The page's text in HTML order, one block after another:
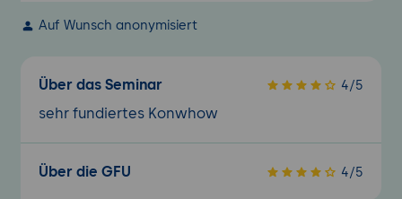
Auf Wunsch anonymisiert
Über das Seminar 4/5
sehr fundiertes Konwhow
Über die GFU 4/5